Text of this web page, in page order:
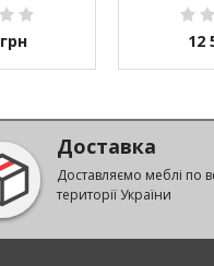
грн 12
Доставка
Доставляємо меблі по
території України